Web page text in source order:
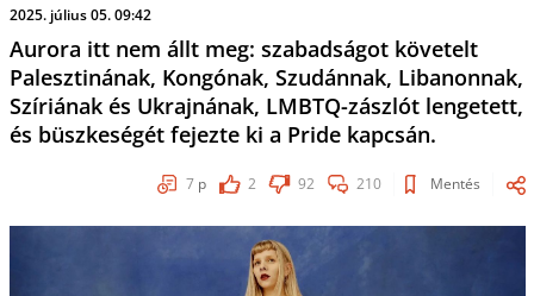
2025. július 05. 09:42
Aurora itt nem állt meg: szabadságot követelt
Palesztinának, Kongónak, Szudánnak, Libanonnak,
Szíriának és Ukrajnának, LMBTQ-zászlót lengetett,
és büszkeségét fejezte ki a Pride kapcsán.
7 p 2 92 210 Mentés